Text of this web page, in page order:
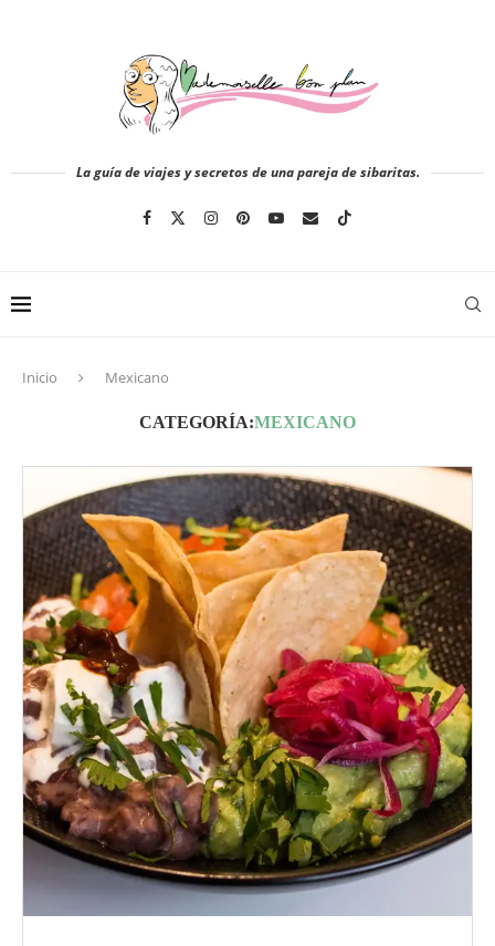
La guía de viajes y secretos de una pareja de sibaritas.
Inicio Mexicano
CATEGORÍA:MEXICANO